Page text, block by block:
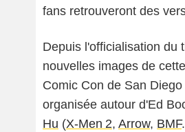
fans retrouveront des
Depuis l'officialisation du
nouvelles images de
Comic Con de San
organisée autour d'Ed
Hu (X-Men 2, Arrow, BMF